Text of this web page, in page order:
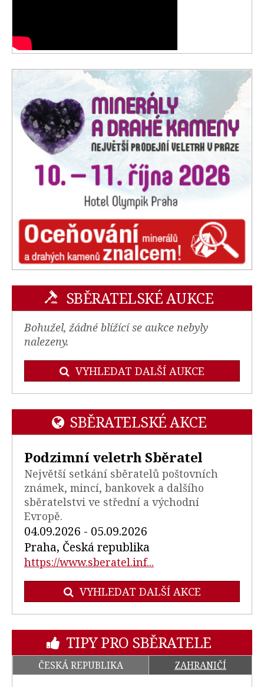
SBĚRATELSKÉ AUKCE
Bohužel, žádné blížící se aukce nebyly
nalezeny.
VYHLEDAT DALŠÍ AUKCE
SBĚRATELSKÉ AKCE
Podzimní veletrh Sběratel
Největší setkání sběratelů poštovních
známek, mincí, bankovek a dalšího
sběratelstvi ve střední a východní
Evropě.
04.09.2026 - 05.09.2026
Praha, Česká republika
https://www.sberatel.inf...
VYHLEDAT DALŠÍ AKCE
TIPY PRO SBĚRATELE
ČESKÁ REPUBLIKA ZAHRANIČÍ